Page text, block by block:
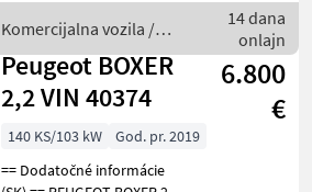
sedenie, 2x elekt
Komercijalna vozila /
Peugeot
14 dana
onlajn
Peugeot BOXER
2,2 VIN 40374
6.800
€
140 KS/103 kW
God. pr. 2019
== Dodatočné informácie